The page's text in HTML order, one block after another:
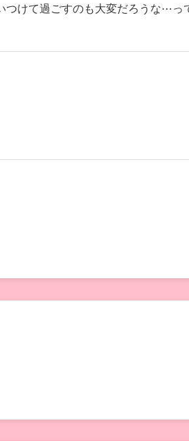
けて過ごすのも大変だろうな⋯っ